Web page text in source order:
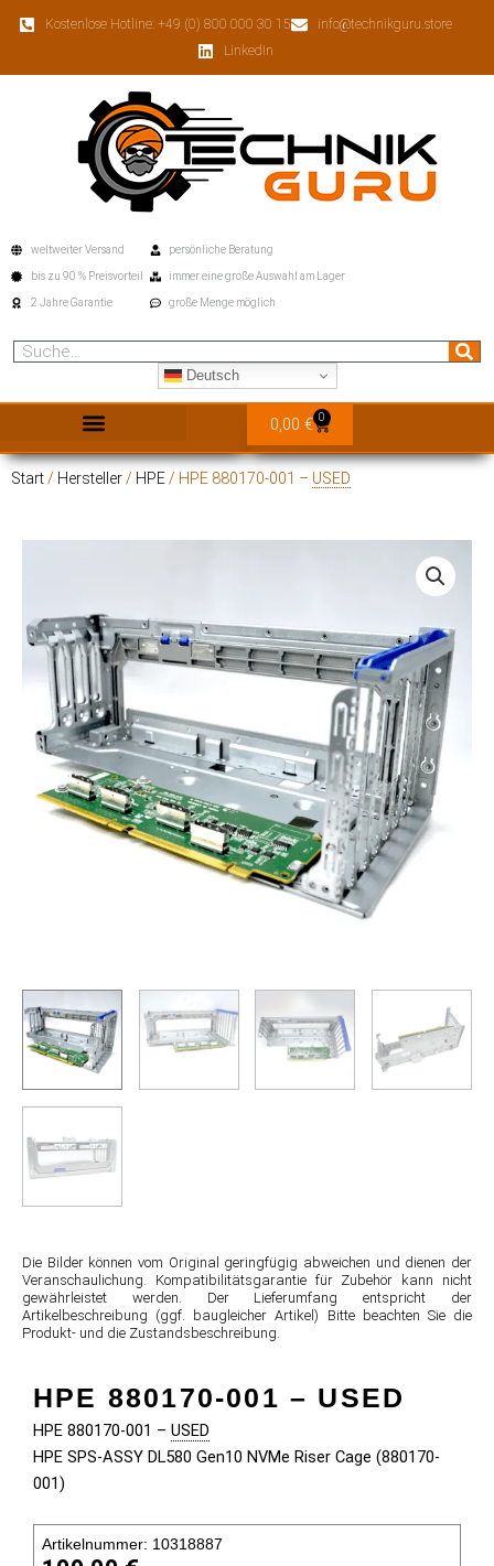
springen
Inhalt
Kostenlose Hotline: +49 (0) 800 000 30 15
info@technikguru.store
LinkedIn
weltweiter Versand
bis zu 90 % Preisvorteil
2 Jahre Garantie
persönliche Beratung
immer eine große Auswahl am Lager
große Menge möglich
Suche
Deutsch
0,00 € 0
Warenkorb
Start / Hersteller / HPE / HPE 880170-001 – USED
Die Bilder können vom Original geringfügig abweichen und dienen der
Veranschaulichung. Kompatibilitätsgarantie für Zubehör kann nicht
gewährleistet werden. Der Lieferumfang entspricht der
Artikelbeschreibung (ggf. baugleicher Artikel) Bitte beachten Sie die
Produkt- und die Zustandsbeschreibung.
HPE 880170-001 – USED
HPE 880170-001 – USED
HPE SPS-ASSY DL580 Gen10 NVMe Riser Cage (880170-
001)
Artikelnummer: 10318887
-